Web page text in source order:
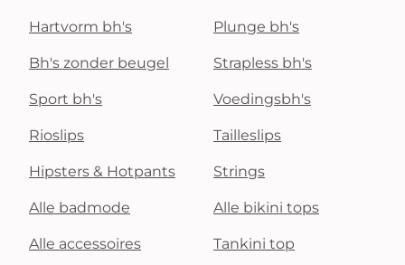
Hartvorm bh's Plunge bh's
Bh's zonder beugel Strapless bh's
Sport bh's Voedingsbh's
Rioslips Tailleslips
Hipsters & Hotpants Strings
Alle badmode Alle bikini tops
Alle accessoires Tankini top